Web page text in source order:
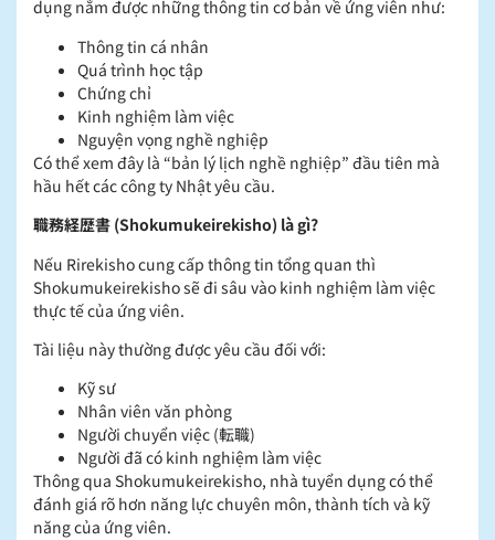
dụng nắm được những thông tin cơ bản về ứng viên như:
Thông tin cá nhân
Quá trình học tập
Chứng chỉ
Kinh nghiệm làm việc
Nguyện vọng nghề nghiệp
Có thể xem đây là “bản lý lịch nghề nghiệp” đầu tiên mà
hầu hết các công ty Nhật yêu cầu.
職務経歴書 (Shokumukeirekisho) là gì?
Nếu Rirekisho cung cấp thông tin tổng quan thì
Shokumukeirekisho sẽ đi sâu vào kinh nghiệm làm việc
thực tế của ứng viên.
Tài liệu này thường được yêu cầu đối với:
Kỹ sư
Nhân viên văn phòng
Người chuyển việc (転職)
Người đã có kinh nghiệm làm việc
Thông qua Shokumukeirekisho, nhà tuyển dụng có thể
đánh giá rõ hơn năng lực chuyên môn, thành tích và kỹ
năng của ứng viên.